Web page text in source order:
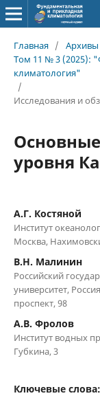
Главная / Архивы
Том 11 № 3 (2025):
климатология"
/
Исследования и
уровня
А.Г. Костяной
Институт
Москва,
В.Н. Малинин
Российский
университет,
проспект, 98
А.В. Фролов
Институт водных
Губкина, 3
Ключевые слова: